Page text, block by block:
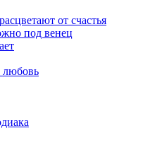
от счастья
под венец
любовь